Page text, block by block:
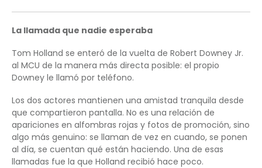
La llamada que nadie esperaba
Tom Holland se enteró de la vuelta de Robert Downey Jr.
al MCU de la manera más directa posible: el propio
Downey le llamó por teléfono.
Los dos actores mantienen una amistad tranquila desde
que compartieron pantalla. No es una relación de
apariciones en alfombras rojas y fotos de promoción, sino
algo más genuino: se llaman de vez en cuando, se ponen
al día, se cuentan qué están haciendo. Una de esas
llamadas fue la que Holland recibió hace poco.